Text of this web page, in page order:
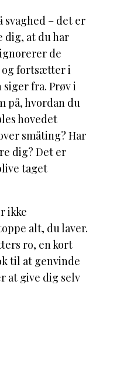
– det er
at du har
de
og fortsætter i
fra. Prøv i
på, hvordan du
hovedet
småting? Har
dig? Det er
taget
ikke
alt, du laver.
ro, en kort
til at genvinde
at give dig selv